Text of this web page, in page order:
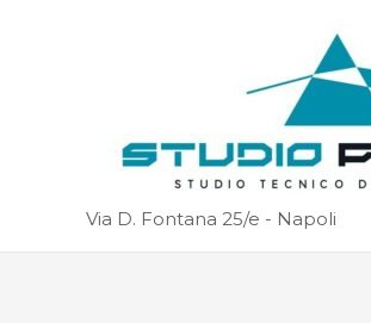
Via D. Fontana 25/e - Napoli